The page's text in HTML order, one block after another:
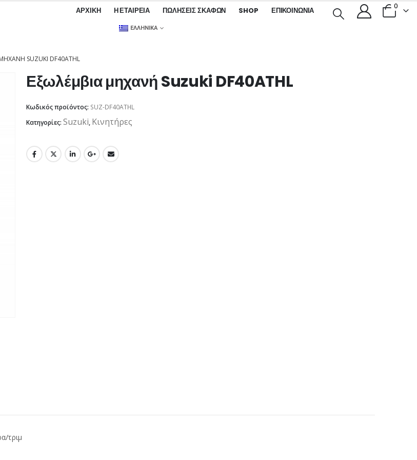
ΑΡΧΙΚΉ Η ΕΤΑΙΡΕΊΑ ΠΩΛΉΣΕΙΣ ΣΚΑΦΏΝ SHOP ΕΠΙΚΟΙΝΩΝΊΑ 0
ΕΛΛΗΝΙΚΆ
SUZUKI DF40ATHL
Εξωλέμβια μηχανή Suzuki DF40ATHL
Κωδικός προϊόντος: SUZ-DF40ATHL
Κατηγορίες: Suzuki, Κινητήρες
τριμ